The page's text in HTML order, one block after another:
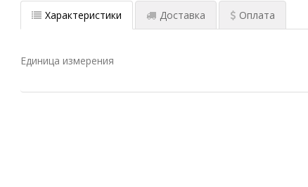
Характеристики Доставка Оплата
Единица измерения